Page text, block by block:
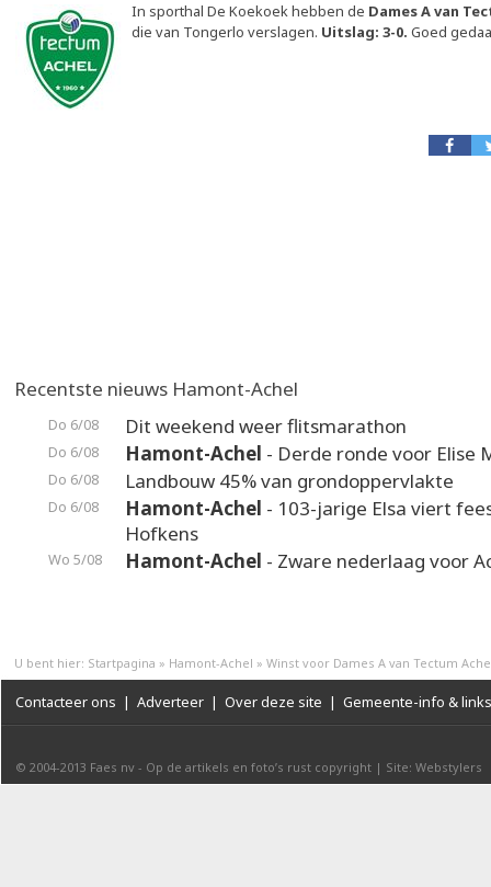
In sporthal De Koekoek hebben de Dames A van
die van Tongerlo verslagen. Uitslag: 3-0. Goed
Recentste nieuws Hamont-Achel
Do 6/08 Dit weekend weer flitsmarathon
Do 6/08 Hamont-Achel - Derde ronde voor Elise
Do 6/08 Landbouw 45% van grondoppervlakte
Do 6/08 Hamont-Achel - 103-jarige Elsa viert
Hofkens
Wo 5/08 Hamont-Achel - Zware nederlaag voor
U bent hier: Startpagina » Hamont-Achel » Winst voor Dames A van Tectum
Contacteer ons | Adverteer | Over deze site | Gemeente-info & links
© 2004-2013 Faes nv - Op de artikels en foto’s rust copyright | Site: Webstylers